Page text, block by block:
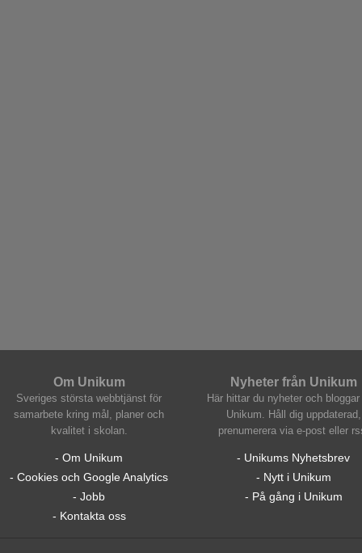
Om Unikum
Sveriges största webbtjänst för
samarbete kring mål, planer och
kvalitet i skolan.
- Om Unikum
- Cookies och Google Analytics
- Jobb
- Kontakta oss
Nyheter från Unikum
Här hittar du nyheter och bloggar
Unikum. Håll dig uppdaterad,
prenumerera via e-post eller
- Unikums Nyhetsbrev
- Nytt i Unikum
- På gång i Unikum